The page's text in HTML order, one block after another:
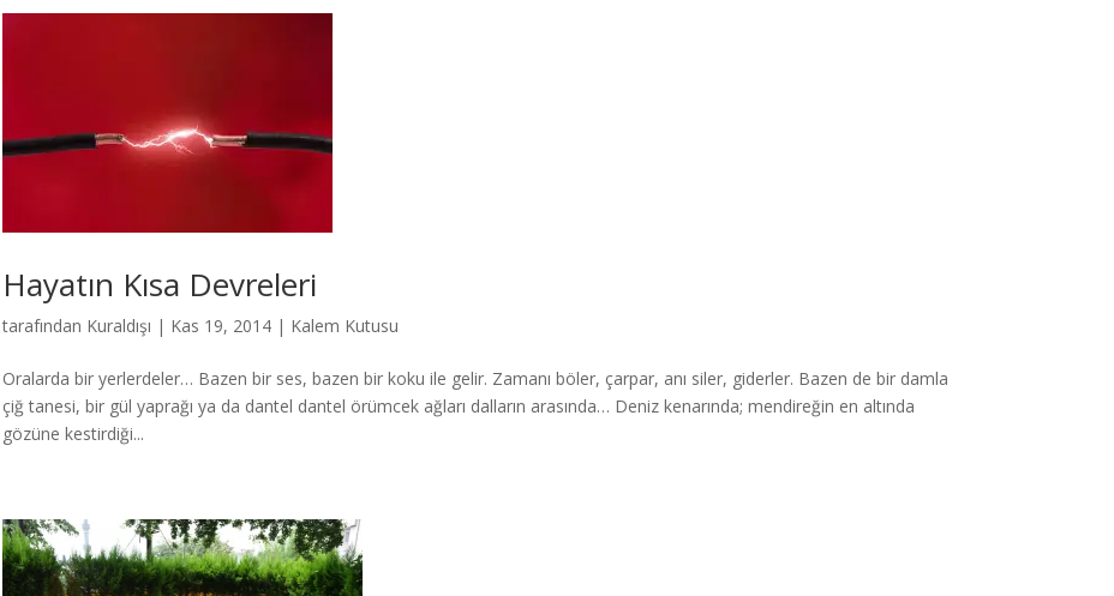
Hayatın Kısa Devreleri
tarafından Kuraldışı | Kas 19, 2014| Kalem Kutusu
Oralarda bir yerlerdeler… Bazen bir ses, bazen bir koku ile gelir. Zamanı böler, çarpar, anı siler, giderler. Bazen de bir damla
çiğ tanesi, bir gül yaprağı ya da dantel dantel örümcek ağları dalların arasında… Deniz kenarında; mendireğin en altında
gözüne kestirdiği...